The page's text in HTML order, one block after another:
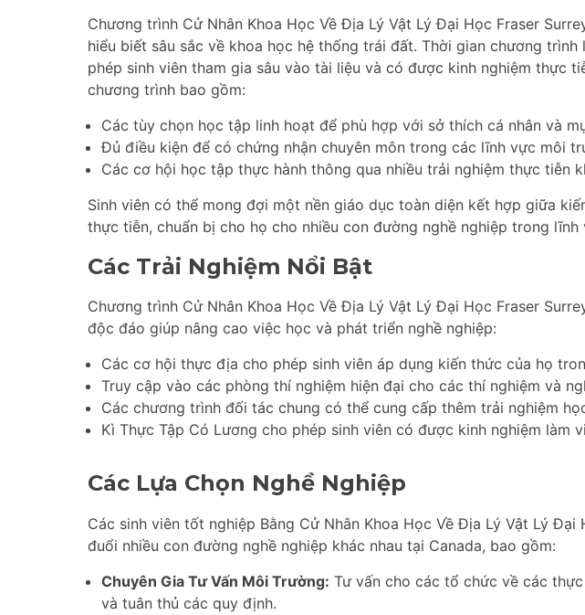
Chương trình Cử Nhân Khoa Học Về Địa Lý Vật Lý Đại Học Fraser
hiểu biết sâu sắc về khoa học hệ thống trái đất. Thời gian chương trình
phép sinh viên tham gia sâu vào tài liệu và có được kinh nghiệm thực
chương trình bao gồm:
Các tùy chọn học tập linh hoạt để phù hợp với sở thích cá nhân và
Đủ điều kiện để có chứng nhận chuyên môn trong các lĩnh vực môi
Các cơ hội học tập thực hành thông qua nhiều trải nghiệm thực tiễn
Sinh viên có thể mong đợi một nền giáo dục toàn diện kết hợp giữa
thực tiễn, chuẩn bị cho họ cho nhiều con đường nghề nghiệp trong lĩnh
Các Trải Nghiệm Nổi Bật
Chương trình Cử Nhân Khoa Học Về Địa Lý Vật Lý Đại Học Fraser
độc đáo giúp nâng cao việc học và phát triển nghề nghiệp:
Các cơ hội thực địa cho phép sinh viên áp dụng kiến thức của họ
Truy cập vào các phòng thí nghiệm hiện đại cho các thí nghiệm và
Các chương trình đối tác chung có thể cung cấp thêm trải nghiệm
Kì Thực Tập Có Lương cho phép sinh viên có được kinh nghiệm làm
Các Lựa Chọn Nghề Nghiệp
Các sinh viên tốt nghiệp Bằng Cử Nhân Khoa Học Về Địa Lý Vật Lý Đại
đuổi nhiều con đường nghề nghiệp khác nhau tại Canada, bao gồm:
Chuyên Gia Tư Vấn Môi Trường: Tư vấn cho các tổ chức về các
và tuân thủ các quy định.